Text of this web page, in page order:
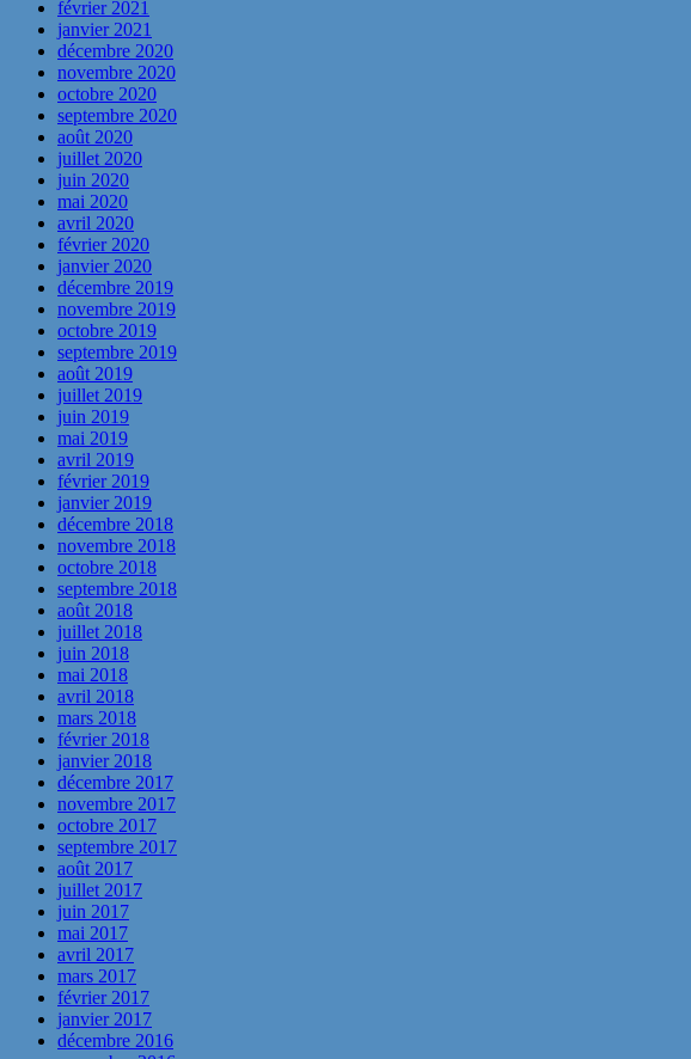
février 2021
janvier 2021
décembre 2020
novembre 2020
octobre 2020
septembre 2020
août 2020
juillet 2020
juin 2020
mai 2020
avril 2020
février 2020
janvier 2020
décembre 2019
novembre 2019
octobre 2019
septembre 2019
août 2019
juillet 2019
juin 2019
mai 2019
avril 2019
février 2019
janvier 2019
décembre 2018
novembre 2018
octobre 2018
septembre 2018
août 2018
juillet 2018
juin 2018
mai 2018
avril 2018
mars 2018
février 2018
janvier 2018
décembre 2017
novembre 2017
octobre 2017
septembre 2017
août 2017
juillet 2017
juin 2017
mai 2017
avril 2017
mars 2017
février 2017
janvier 2017
décembre 2016